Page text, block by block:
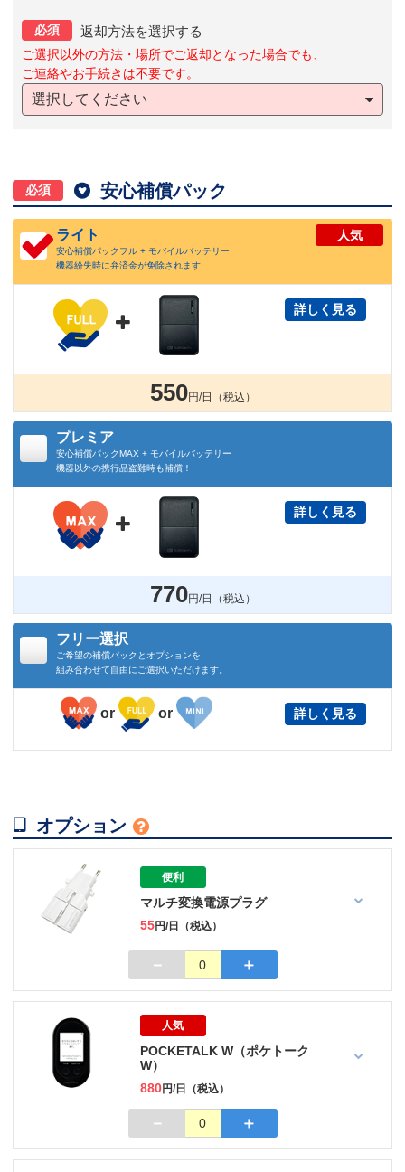
必須 返却方法を選択する
ご選択以外の方法・場所でご返却となった場合でも、
ご連絡やお手続きは不要です。
選択してください
必須  安心補償パック
ライト
安心補償パックフル + モバイルバッテリー
機器紛失時に弁済金が免除されます
人気

詳しく見る
550円/日（税込）
プレミア
安心補償パックMAX + モバイルバッテリー
機器以外の携行品盗難時も補償！

詳しく見る
770円/日（税込）
フリー選択
ご希望の補償パックとオプションを
組み合わせて自由にご選択いただけます。
or or 詳しく見る
 オプション 
便利
マルチ変換電源プラグ
55円/日（税込）
－ 0 ＋
人気
POCKETALK W（ポケトーク
W）
880円/日（税込）
－ 0 ＋